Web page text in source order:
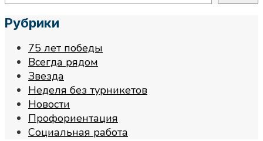
Рубрики
75 лет победы
Всегда рядом
Звезда
Неделя без турникетов
Новости
Профориентация
Социальная работа